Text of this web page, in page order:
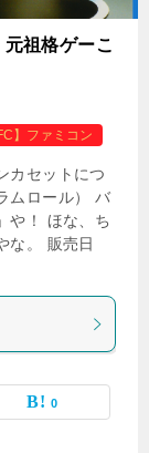
祖格ゲーこ
】ファミコン
カセットにつ
ムロール） バ
や！ ほな、ち
な。 販売日
0